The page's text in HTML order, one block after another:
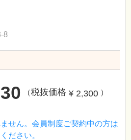
8
（税抜価格 ¥ 2,300 ）
せん。会員制度ご契約中の方は
ださい。